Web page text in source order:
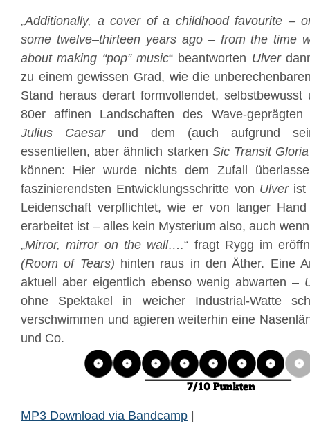
„Additionally, a cover of a childhood favourite –
some twelve–thirteen years ago – from the time
about making “pop” music“ beantworten Ulver
zu einem gewissen Grad, wie die
Stand heraus derart formvollendet,
80er affinen Landschaften des Wave-
Julius Caesarund dem (auch aufgrund
essentiellen, aber ähnlich starken Sic Transit
können: Hier wurde nichts dem Zufall
faszinierendsten Entwicklungsschritte von Ulverist
Leidenschaft verpflichtet, wie er von langer
erarbeitet ist – alles kein Mysterium also, auch
„Mirror, mirror on the wall….“ fragt Rygg im
(Room of Tears) hinten raus in den Äther. Eine
aktuell aber eigentlich ebenso wenig abwarten –
ohne Spektakel in weicher Industrial-Watte
verschwimmen und agieren weiterhin eine
und Co.
MP3 Download via Bandcamp